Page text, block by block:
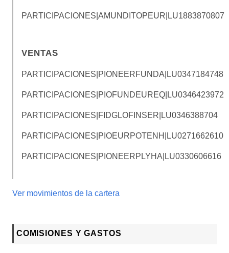
PARTICIPACIONES|AMUNDITOPEUR| LU1883870807
VENTAS
PARTICIPACIONES|PIONEERFUNDA| LU0347184748
PARTICIPACIONES|PIOFUNDEUREQ| LU0346423972
PARTICIPACIONES|FIDGLOFINSER| LU0346388704
PARTICIPACIONES|PIOEURPOTENH| LU0271662610
PARTICIPACIONES|PIONEERPLYHA| LU0330606616
Ver movimientos de la cartera
COMISIONES Y GASTOS